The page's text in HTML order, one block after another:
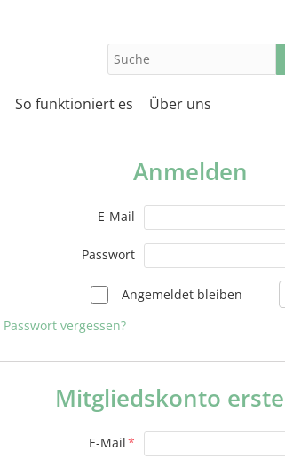
So funktioniert es Über uns
Anmelden
E-Mail
Passwort
Angemeldet bleiben
Passwort vergessen?
Mitgliedskonto
E-Mail